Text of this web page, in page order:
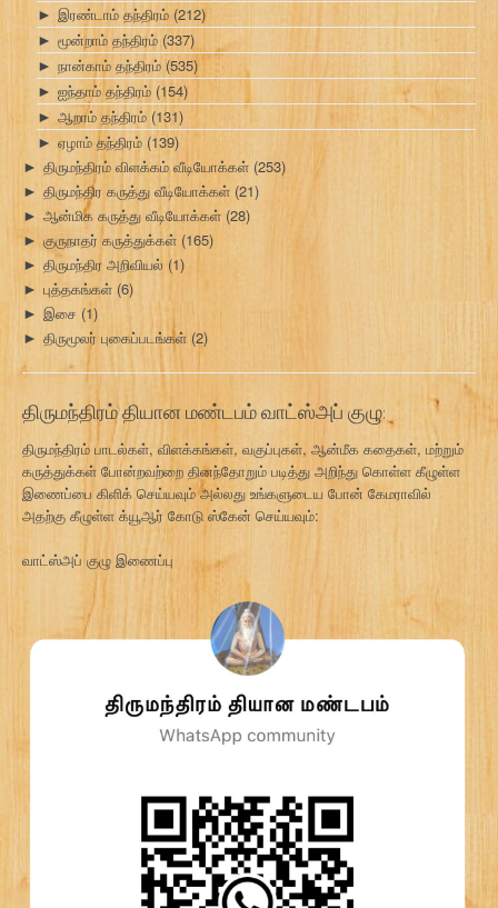
► இரண்டாம் தந்திரம் (212)
► மூன்றாம் தந்திரம் (337)
► நான்காம் தந்திரம் (535)
► ஐந்தாம் தந்திரம் (154)
► ஆறாம் தந்திரம் (131)
► ஏழாம் தந்திரம் (139)
► திருமந்திரம் விளக்கம் வீடியோக்கள் (253)
► திருமந்திர கருத்து வீடியோக்கள் (21)
► ஆன்மிக கருத்து வீடியோக்கள் (28)
► குருநாதர் கருத்துக்கள் (165)
► திருமந்திர அறிவியல் (1)
► புத்தகங்கள் (6)
► இசை (1)
► திருமூலர் புகைப்படங்கள் (2)
திருமந்திரம் தியான மண்டபம் வாட்ஸ்அப் குழு:
திருமந்திரம் பாடல்கள், விளக்கங்கள், வகுப்புகள், ஆன்மீக கதைகள், மற்றும்
கருத்துக்கள் போன்றவற்றை தினந்தோறும் படித்து அறிந்து கொள்ள கீழுள்ள
இணைப்பை கிளிக் செய்யவும் அல்லது உங்களுடைய போன் கேமராவில்
அதற்கு கீழுள்ள க்யூஆர் கோடு ஸ்கேன் செய்யவும்:
வாட்ஸ்அப் குழு இணைப்பு